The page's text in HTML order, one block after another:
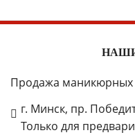
Продажа маникюрных
г. Минск, пр.
Только для